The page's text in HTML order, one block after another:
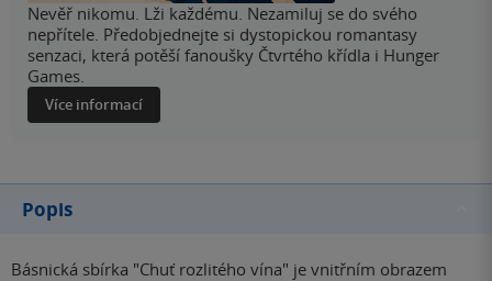
Nevěř nikomu. Lži každému. Nezamiluj se do svého
nepřítele. Předobjednejte si dystopickou romantasy
senzaci, která potěší fanoušky Čtvrtého křídla i Hunger
Games.
Více informací
Popis
Básnická sbírka "Chuť rozlitého vína" je vnitřním obrazem